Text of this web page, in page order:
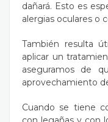
dañará. Esto es
alergias oculares o
También resulta
aplicar un
aseguramos de
aprovechamiento
Cuando se tiene